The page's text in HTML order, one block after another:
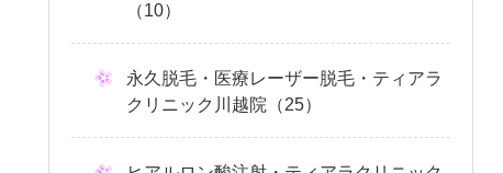
（10）
永久脱毛・医療レーザー脱毛・ティアラ
クリニック川越院（25）